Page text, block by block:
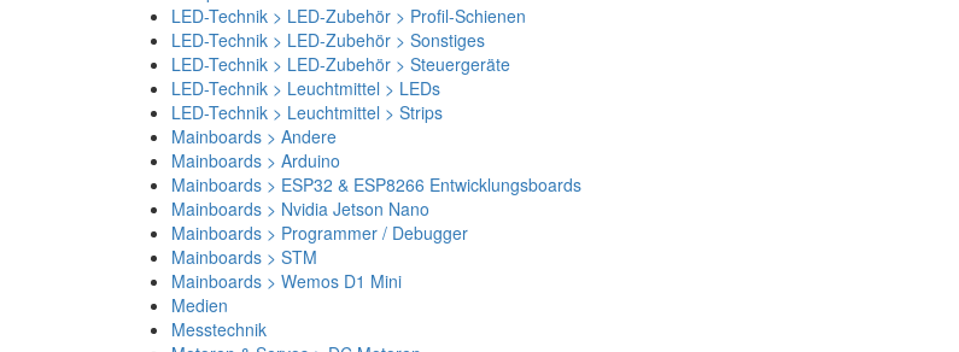
LED-Technik > LED-Zubehör > Profil-Schienen
LED-Technik > LED-Zubehör > Sonstiges
LED-Technik > LED-Zubehör > Steuergeräte
LED-Technik > Leuchtmittel > LEDs
LED-Technik > Leuchtmittel > Strips
Mainboards > Andere
Mainboards > Arduino
Mainboards > ESP32 & ESP8266 Entwicklungsboards
Mainboards > Nvidia Jetson Nano
Mainboards > Programmer / Debugger
Mainboards > STM
Mainboards > Wemos D1 Mini
Medien
Messtechnik